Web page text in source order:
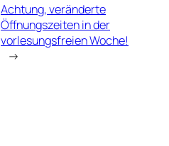
Achtung, veränderte
Öffnungszeiten in der
vorlesungsfreien Woche!
→